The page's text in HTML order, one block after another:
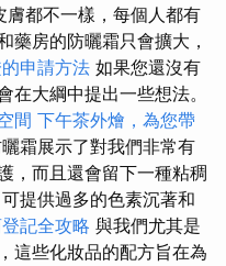
膚都不一樣，每個人都有
藥房的防曬霜只會擴大，
申請方法 如果您還沒有
大綱中提出一些想法。
間 下午茶外燴，為您帶
霜展示了對我們非常有
，而且還會留下一種粘稠
提供過多的色素沉著和
記全攻略 與我們尤其是
這些化妝品的配方旨在為